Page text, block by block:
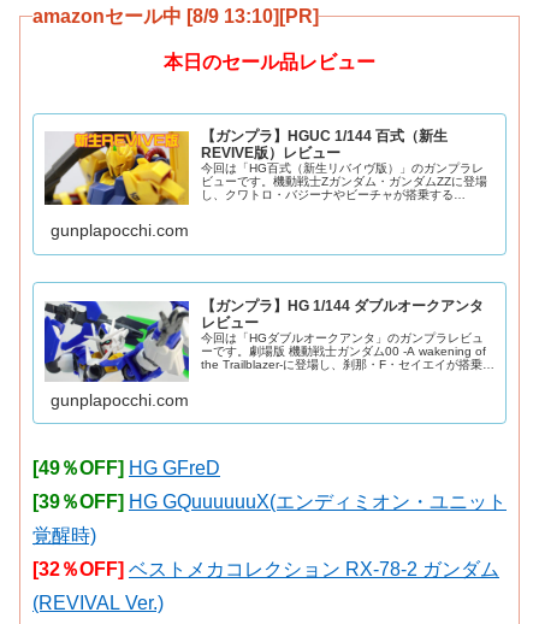
amazonセール中 [8/9 13:10][PR]
本日のセール品レビュー
【ガンプラ】HGUC 1/144 百式（新生
REVIVE版）レビュー
今回は「HG百式（新生リバイヴ版）」のガンプラレ
ビューです。機動戦士Zガンダム・ガンダムZZに登場
し、クワトロ・バジーナやビーチャが搭乗する
gunplapocchi.com
【ガンプラ】HG 1/144 ダブルオークアンタ
レビュー
今回は「HGダブルオークアンタ」のガンプラレビュ
ーです。劇場版 機動戦士ガンダム00 -A wakening of
the Trailblazer-に登場し、刹那・F・セイエイが搭乗し
gunplapocchi.com
[49％OFF] HG GFreD
[39％OFF] HG GQuuuuuuX(エンディミオン・ユニット
覚醒時)
[32％OFF] ベストメカコレクション RX-78-2 ガンダム
(REVIVAL Ver.)